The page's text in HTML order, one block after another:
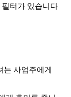
터가 있습니다
는 사업주에게